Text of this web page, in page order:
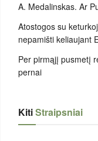
A. Medalinskas. Ar
Atostogos su
nepamišti keliaujant
Per pirmąjį pusmetį
pernai
KitiStraipsniai